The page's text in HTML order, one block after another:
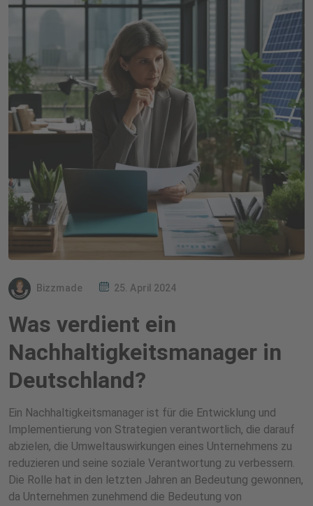
Bizzmade 25. April 2024
Was verdient ein
Nachhaltigkeitsmanager in
Deutschland?
Ein Nachhaltigkeitsmanager ist für die Entwicklung und
Implementierung von Strategien verantwortlich, die darauf
abzielen, die Umweltauswirkungen eines Unternehmens zu
reduzieren und seine soziale Verantwortung zu verbessern.
Die Rolle hat in den letzten Jahren an Bedeutung gewonnen,
da Unternehmen zunehmend die Bedeutung von